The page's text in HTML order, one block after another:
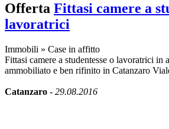
Offerta Fittasi camere a
lavoratrici
Immobili » Case in affitto
Fittasi camere a studentesse o lavoratrici in
ammobiliato e ben rifinito in Catanzaro
Catanzaro - 29.08.2016